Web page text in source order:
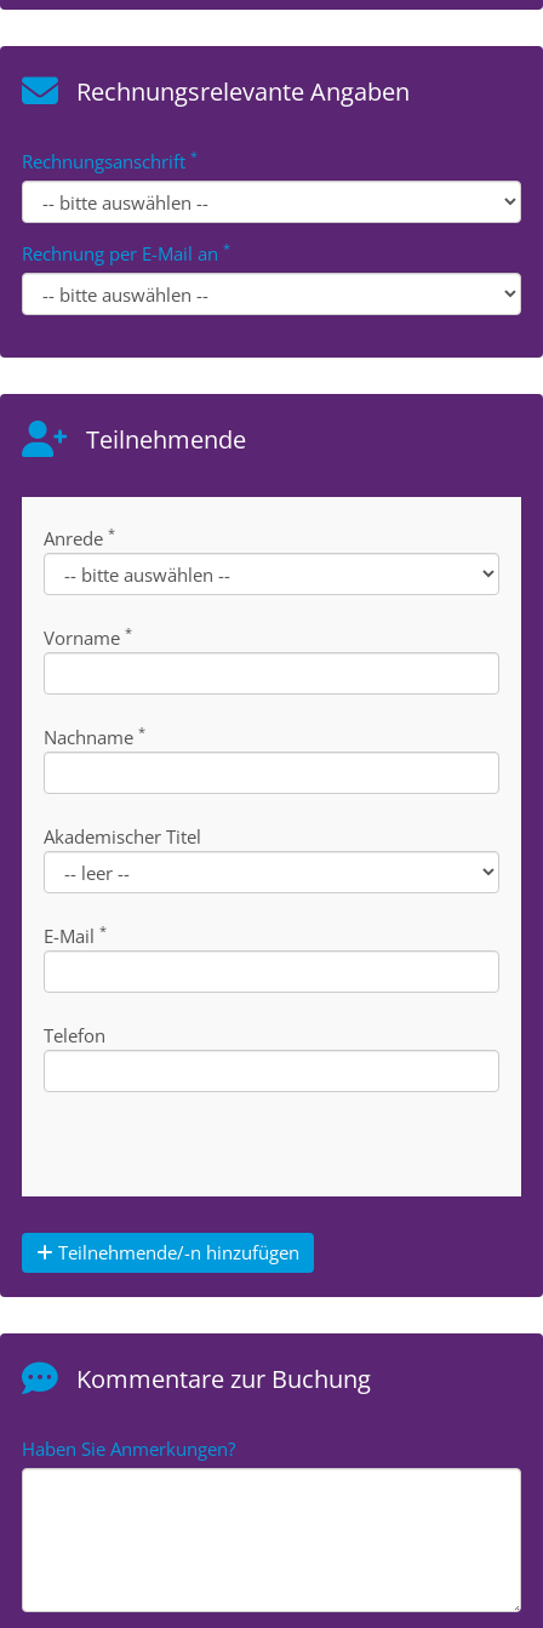
Rechnungsrelevante Angaben
Rechnungsanschrift *
Rechnung per E-Mail an *
Teilnehmende
Anrede *
Vorname *
Nachname *
Akademischer Titel
E-Mail *
Telefon
Teilnehmende/-n hinzufügen
Kommentare zur Buchung
Haben Sie Anmerkungen?